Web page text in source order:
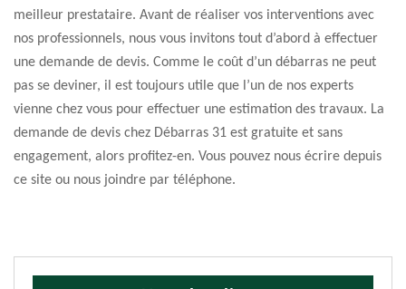
meilleur prestataire. Avant de réaliser vos interventions avec
nos professionnels, nous vous invitons tout d’abord à effectuer
une demande de devis. Comme le coût d’un débarras ne peut
pas se deviner, il est toujours utile que l’un de nos experts
vienne chez vous pour effectuer une estimation des travaux. La
demande de devis chez Débarras 31 est gratuite et sans
engagement, alors profitez-en. Vous pouvez nous écrire depuis
ce site ou nous joindre par téléphone.